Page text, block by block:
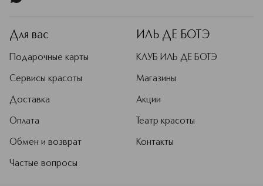
Для вас
Подарочные карты
Сервисы красоты
Доставка
Оплата
Обмен и возврат
Частые вопросы
ИЛЬ ДЕ БОТЭ
КЛУБ ИЛЬ ДЕ БОТЭ
Магазины
Акции
Театр красоты
Контакты